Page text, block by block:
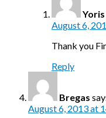
August 6,
Thank you
Reply
Bregas
August 6, 2013 at